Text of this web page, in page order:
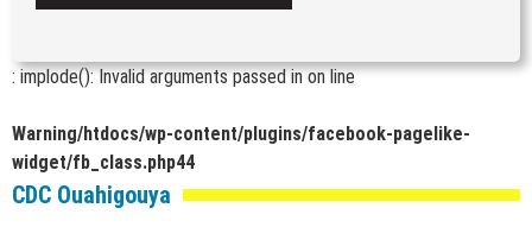
: implode(): Invalid arguments passed inon line
Warning/htdocs/wp-content/plugins/facebook-pagelike-
widget/fb_class.php44
CDC Ouahigouya